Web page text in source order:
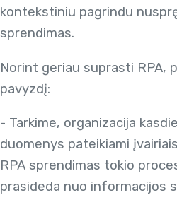
kontekstiniu pagrindu
sprendimas.
Norint geriau suprasti RPA,
pavyzdį:
- Tarkime, organizacija
duomenys pateikiami
RPA sprendimas tokio
prasideda nuo informacijos